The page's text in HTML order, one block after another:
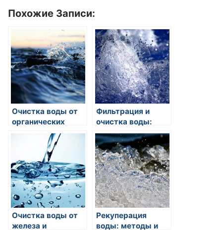
Похожие Записи:
Очистка воды от
органических
загрязнений:
методы и
технологии
Фильтрация и
очистка воды:
основные
принципы и
методы
Очистка воды от
железа и
Рекуперация
воды: методы и